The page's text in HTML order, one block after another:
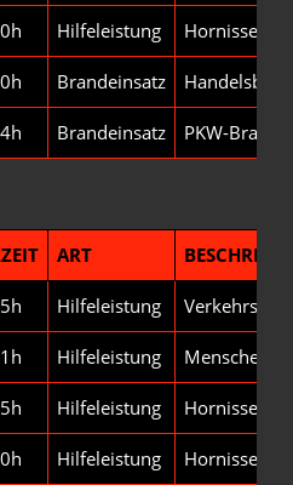
Hilfeleistung Hornissen-/
Brandeinsatz
Brandeinsatz PKW-Brand
ART
Hilfeleistung
Hilfeleistung
Hilfeleistung Hornissen-/
Hilfeleistung Hornissen-/